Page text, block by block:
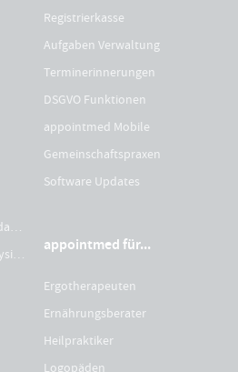
📨 Newsletter: News und Updates
📘 E-Book: Mein Weg zum Physiotherapeuten
Registrierkasse
Aufgaben Verwaltung
Terminerinnerungen
DSGVO Funktionen
appointmed Mobile
Gemeinschaftspraxen
Software Updates
appointmed für...
Ergotherapeuten
Ernährungsberater
Heilpraktiker
Logopäden